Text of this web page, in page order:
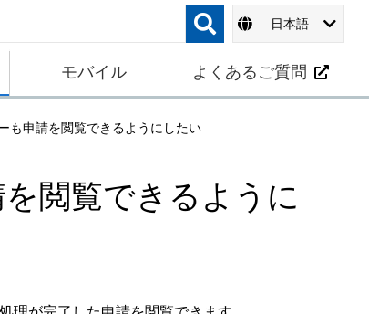
日本語
モバイル よくあるご質問
も申請を閲覧できるようにしたい
閲覧できるように